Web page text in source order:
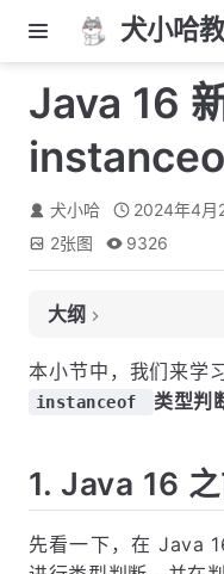
犬小哈
Java 16
犬小哈 2024年4月
2张图 9326
大纲
1. Java 16 之前的类型
2. Java 16 之后的类型
本小节中，我们来
instanceof 类型判
1. Java 16
先看一下，在 Java